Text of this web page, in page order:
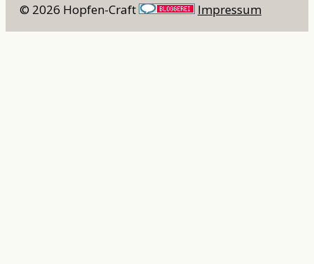
© 2026 Hopfen-Craft Impressum